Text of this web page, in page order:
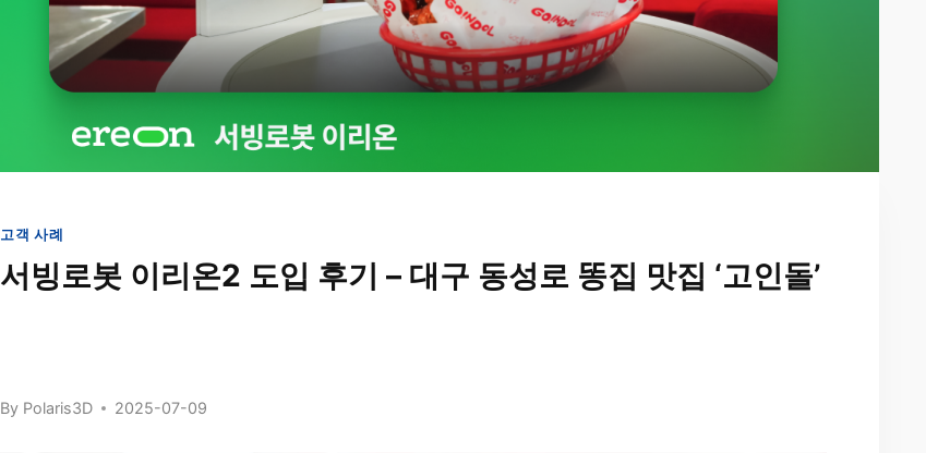
고객 사례
서빙로봇 이리온2 도입 후기 – 대구 동성로 똥집 맛집 ‘고인돌’
By Polaris3D 2025-07-09